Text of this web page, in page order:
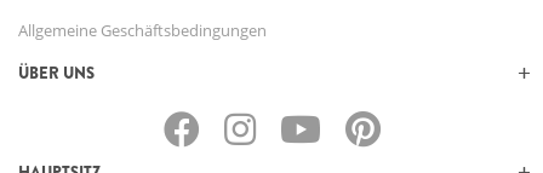
Allgemeine Geschäftsbedingungen
ÜBER UNS